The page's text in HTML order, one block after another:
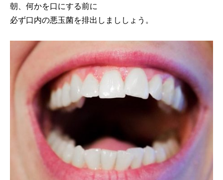
朝、何かを口にする前に
必ず口内の悪玉菌を排出しまししょう。